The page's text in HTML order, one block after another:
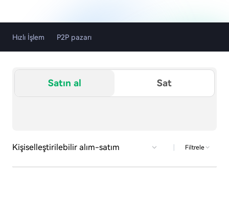
Hızlı İşlem P2P pazarı
Satın al Sat
Kişiselleştirilebilir alım-satım | Filtrele